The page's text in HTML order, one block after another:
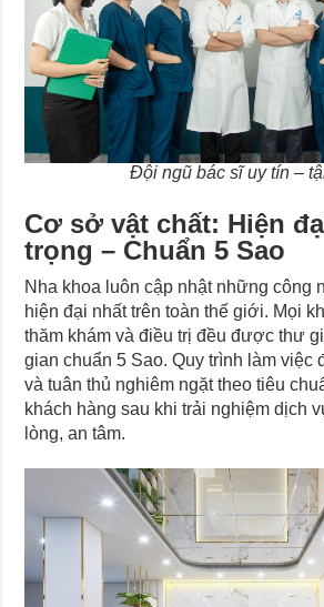
Đội ngũ bác sĩ uy tín –
Cơ sở vật chất: Hiện
trọng – Chuẩn 5 Sao
Nha khoa luôn cập nhật những công
hiện đại nhất trên toàn thế giới. Mọi
thăm khám và điều trị đều được thư
gian chuẩn 5 Sao. Quy trình làm việc
và tuân thủ nghiêm ngặt theo tiêu
khách hàng sau khi trải nghiệm dịch
lòng, an tâm.